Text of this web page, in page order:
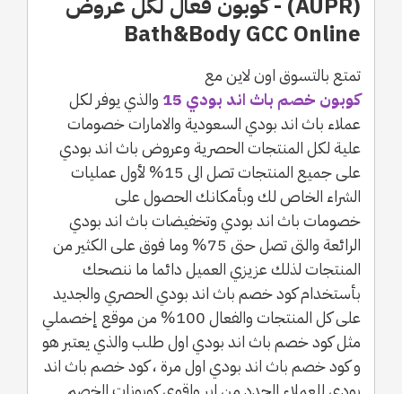
Bath&Body GCC Online
تمتع بالتسوق اون لاين مع
كوبون خصم باث اند بودي 15
والذي يوفر لكل
عملاء باث اند بودي السعودية والامارات خصومات
علية لكل المنتجات الحصرية وعروض باث اند بودي
على جميع المنتجات تصل الى 15% لأول عمليات
الشراء الخاص لك وبأمكانك الحصول على
خصومات باث اند بودي وتخفيضات باث اند بودي
الرائعة والتى تصل حتى 75% وما فوق على الكثير من
المنتجات لذلك عزيزي العميل دائما ما ننصحك
بأستخدام كود خصم باث اند بودي الحصري والجديد
على كل المنتجات والفعال 100% من موقع إخصملي
مثل كود خصم باث اند بودي اول طلب والذي يعتبر هو
و كود خصم باث اند بودي اول مرة ، كود خصم باث اند